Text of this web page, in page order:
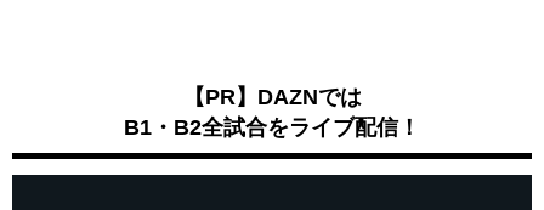
【PR】DAZNでは
B1・B2全試合をライブ配信！